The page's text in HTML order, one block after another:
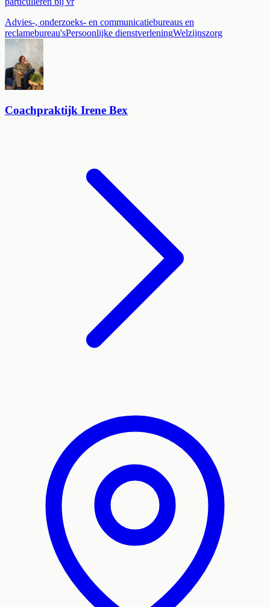
Advies-, onderzoeks- en communicatiebureaus en
reclamebureau'sPersoonlijke dienstverleningWelzijnszorg
Coachpraktijk Irene Bex